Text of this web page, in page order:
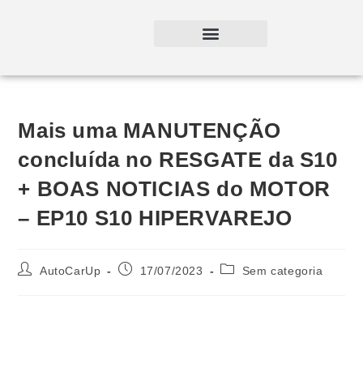
Mais uma MANUTENÇÃO
concluída no RESGATE da S10
+ BOAS NOTICIAS do MOTOR
– EP10 S10 HIPERVAREJO
AutoCarUp 17/07/2023 Sem categoria